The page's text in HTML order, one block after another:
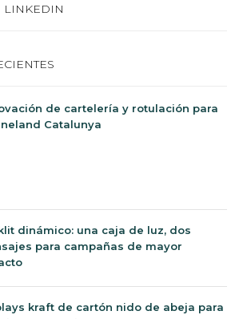
LINKEDIN
de cartelería y rotulación para
Catalunya
dinámico: una caja de luz, dos
para campañas de mayor
kraft de cartón nido de abeja para